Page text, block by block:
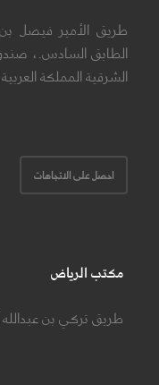
الشرقية المملكة
احصل على الاتجاهات
مكتب الرياض
طريق تركي بن